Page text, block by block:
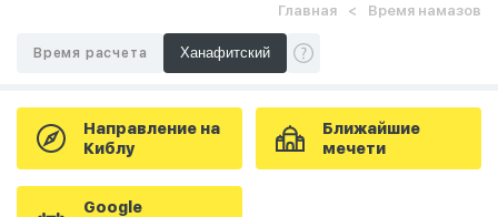
Главная Время намазов
Время расчета
Направление на
Киблу
Ближайшие
мечети
Google